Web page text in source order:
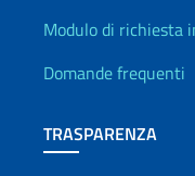
Info utili
Modulo di richiesta
Domande frequenti
TRASPARENZA